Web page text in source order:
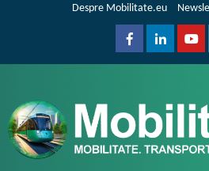
Despre Mobilitate.eu
FacebookLinkedin